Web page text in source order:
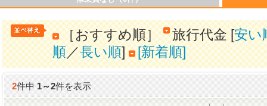
［おすすめ順］ 旅行代金 [安い
順／長い順] [新着順]
2件中1～2件を表示